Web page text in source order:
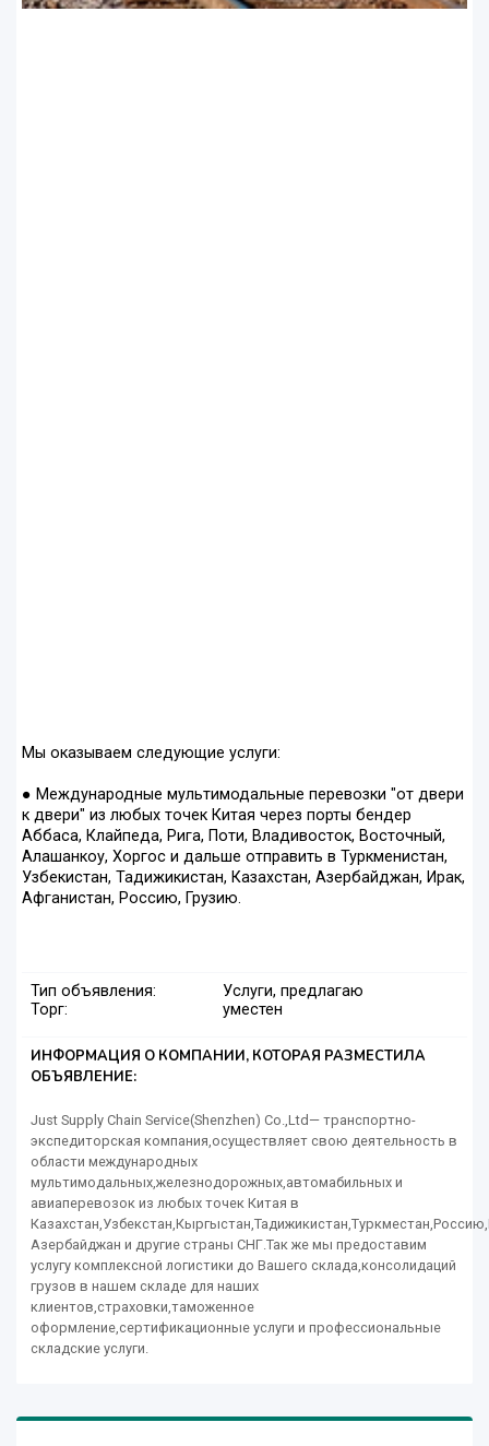
Мы оказываем следующие услуги:
● Международные мультимодальные перевозки "от двери
к двери" из любых точек Китая через порты бендер
Аббаса, Клайпеда, Рига, Поти, Владивосток, Восточный,
Алашанкоу, Хоргос и дальше отправить в Туркменистан,
Узбекистан, Тадижикистан, Казахстан, Азербайджан, Ирак,
Афганистан, Россию, Грузию.
Тип объявления:
Услуги, предлагаю
Торг:
уместен
ИНФОРМАЦИЯ О КОМПАНИИ, КОТОРАЯ РАЗМЕСТИЛА
ОБЪЯВЛЕНИЕ:
Just Supply Chain Service(Shenzhen) Co.,Ltd— транспортно-
экспедиторская компания,осуществляет свою деятельность в
области международных
мультимодальных,железнодорожных,автомабильных и
авиаперевозок из любых точек Китая в
Азербайджан и другие страны СНГ.Так же мы предоставим
услугу комплексной логистики до Вашего склада,консолидаций
грузов в нашем складе для наших
клиентов,страховки,таможенное
оформление,сертификационные услуги и профессиональные
складские услуги.